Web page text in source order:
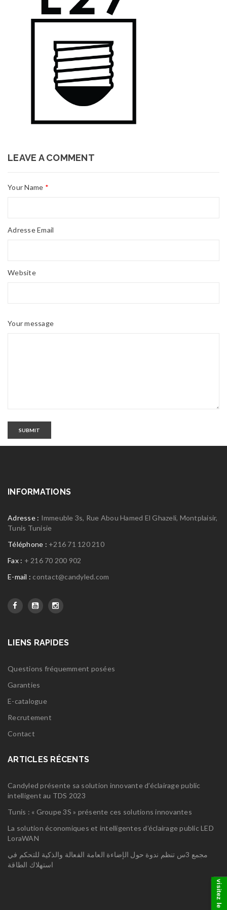
LEAVE A COMMENT
Your Name *
Adresse Email
Website
Your message
SUBMIT
INFORMATIONS
Adresse : Immeuble 3s, Rue Abou Hamed El Ghazeli, Montplaisir,
Tunis Tunisie
Téléphone : +216 71 120 210
Fax : + 216 70 200 902
E-mail : contact@candyled.com
LIENS RAPIDES
Questions fréquemment posées
Garanties
E-catalogue
Recrutement
Contact
ARTICLES RÉCENTS
Candyled présente sa solution innovante d’éclairage public
intelligent au TDS 2023
Tunis : « Groupe 3S » présente ces solutions innovantes
La solution économiques et intelligentes d’éclairage public LED
LoraWAN
مجمع 3س تنظم ندوة حول الإضاءة العامة الفعالة والذكية للتحكم في
استهلاك الطاقة